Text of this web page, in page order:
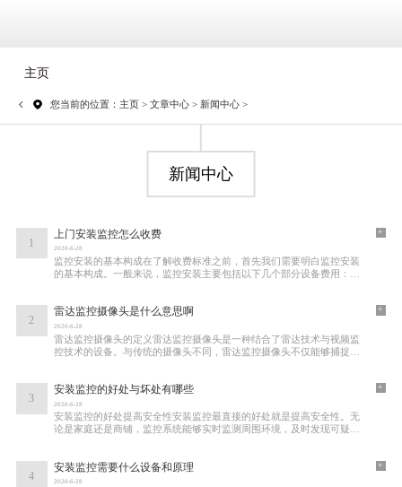
主页
您当前的位置： 主页> 文章中心> 新闻中心>
新闻中心
1
上门安装监控怎么收费
2020-6-28
监控安装的基本构成在了解收费标准之前，首先我们需要明白监控安装
的基本构成。一般来说，监控安装主要包括以下几个部分设备费用：包
+
2
雷达监控摄像头是什么意思啊
2020-6-28
雷达监控摄像头的定义雷达监控摄像头是一种结合了雷达技术与视频监
控技术的设备。与传统的摄像头不同，雷达监控摄像头不仅能够捕捉图
+
3
安装监控的好处与坏处有哪些
2020-6-28
安装监控的好处提高安全性安装监控最直接的好处就是提高安全性。无
论是家庭还是商铺，监控系统能够实时监测周围环境，及时发现可疑活
+
4
安装监控需要什么设备和原理
2020-6-28
+